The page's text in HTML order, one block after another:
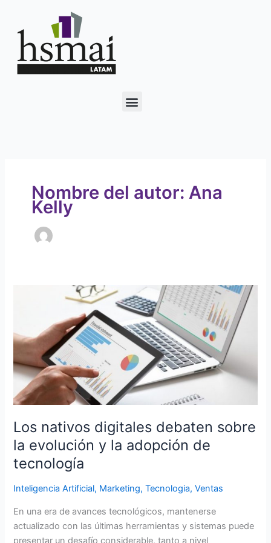
contenido
Nombre del autor: Ana
Kelly
Los nativos digitales debaten sobre
la evolución y la adopción de
tecnología
Inteligencia Artificial, Marketing,Tecnologia,Ventas
En una era de avances tecnológicos, mantenerse
actualizado con las últimas herramientas y sistemas puede
presentar un desafío considerable, tanto a nivel
debaten
la
evolución
y
la
adopción
de
tecnología